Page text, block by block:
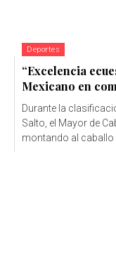
Deportes
“Excelencia
Mexicano en
Durante la
Salto, el Mayor de
montando al caballo